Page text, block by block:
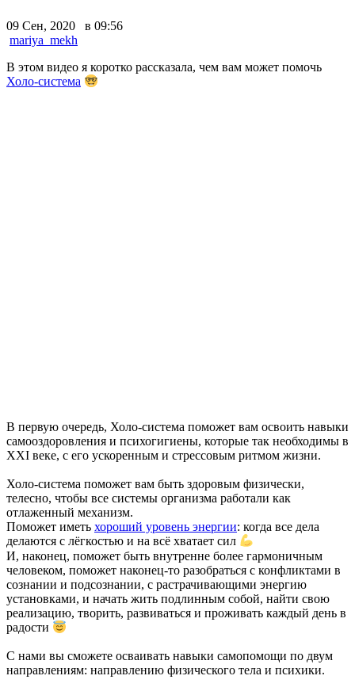
09 Сен, 2020 в 09:56
mariya_mekh
В этом видео я коротко рассказала, чем вам может помочь
Холо-система
В первую очередь, Холо-система поможет вам освоить навыки
самооздоровления и психогигиены, которые так необходимы в
XXI веке, с его уcкоренным и стрессовым ритмом жизни.
Холо-система поможет вам быть здоровым физически,
телесно, чтобы все системы организма работали как
отлаженный механизм.
Поможет иметь хороший уровень энергии: когда все дела
делаются с лёгкостью и на всё хватает сил
И, наконец, поможет быть внутренне более гармоничным
человеком, поможет наконец-то разобраться с конфликтами в
сознании и подсознании, с растрачивающими энергию
установками, и начать жить подлинным собой, найти свою
реализацию, творить, развиваться и проживать каждый день в
радости
С нами вы сможете осваивать навыки самопомощи по двум
направлениям: направлению физического тела и психики.